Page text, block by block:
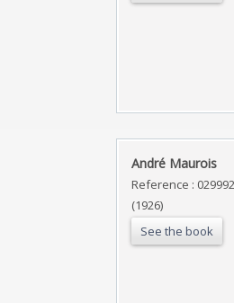
‎André Maurois‎
Reference : 029992
(1926)
See the book